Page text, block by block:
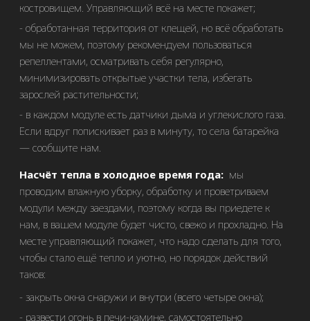
костровищем. Управляющий всё на месте покажет;
обработанная территория от клещей, но всё обработать
мы не можем, поэтому рекомендуем пользоваться
репеллентами, осматривать себя регулярно,
минимизировать открытые участки тела, избегать
зарослей растительности;
в каждом модуле есть датчики дыма и углекислого газа.
Если вдруг попискивает раз в минуту, то села батарейка
— сообщите нам.
Насчёт тепла в холодное время года: мы
проводим влажную уборку, обработку и проветриваем
модули между заездами, поэтому когда вы приедете к
нам, в вашем модуле будет чисто, свежо и прохладно. На
месте управляющий покажет, что надо сделать для того,
чтобы стало ещё тепло и уютно, но порядок действий
таков:
закрыть окна снаружи и внутри (всего четыре окна);
развести огонь в печи-камине, самостоятельно